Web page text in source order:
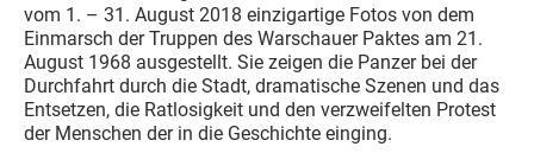
vom 1. – 31. August 2018 einzigartige Fotos von dem
Einmarsch der Truppen des Warschauer Paktes am 21.
August 1968 ausgestellt. Sie zeigen die Panzer bei der
Durchfahrt durch die Stadt, dramatische Szenen und das
Entsetzen, die Ratlosigkeit und den verzweifelten Protest
der Menschen der in die Geschichte einging.